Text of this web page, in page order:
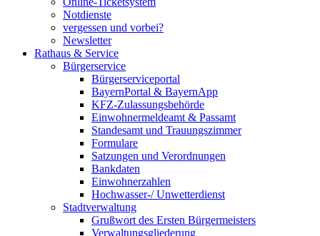
Notdienste
vergessen und vorbei?
Newsletter
Rathaus & Service
Bürgerservice
Bürgerserviceportal
BayernPortal & BayernApp
KFZ-Zulassungsbehörde
Einwohnermeldeamt & Passamt
Standesamt und Trauungszimmer
Formulare
Satzungen und Verordnungen
Bankdaten
Einwohnerzahlen
Hochwasser-/ Unwetterdienst
Stadtverwaltung
Grußwort des Ersten Bürgermeisters
Verwaltungsgliederung